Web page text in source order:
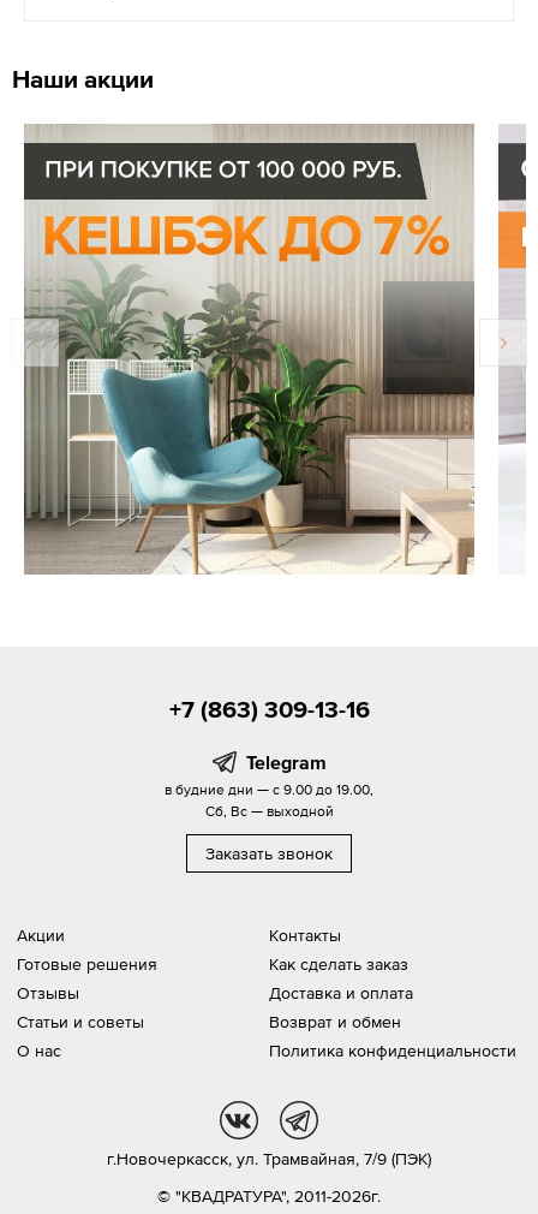
Наши акции
Акции
Готовые решения
Отзывы
Статьи и советы
О нас
Контакты
Как сделать заказ
Доставка и оплата
Возврат и обмен
Политика конфиденциальности
+7 (863) 309-13-16
Telegram
в будние дни — с 9.00 до 19.00,
Сб, Вс — выходной
Заказать звонок
© "КВАДРАТУРА", 2011-2026г.
г.Новочеркасск, ул. Трамвайная, 7/9 (ПЭК)